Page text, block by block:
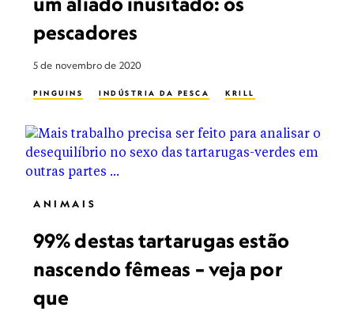
pescadores
5 de novembro de 2020
PINGUINS INDÚSTRIA DA PESCA KRILL
ANIMAIS
99% destas tartarugas estão
nascendo fêmeas – veja por
que